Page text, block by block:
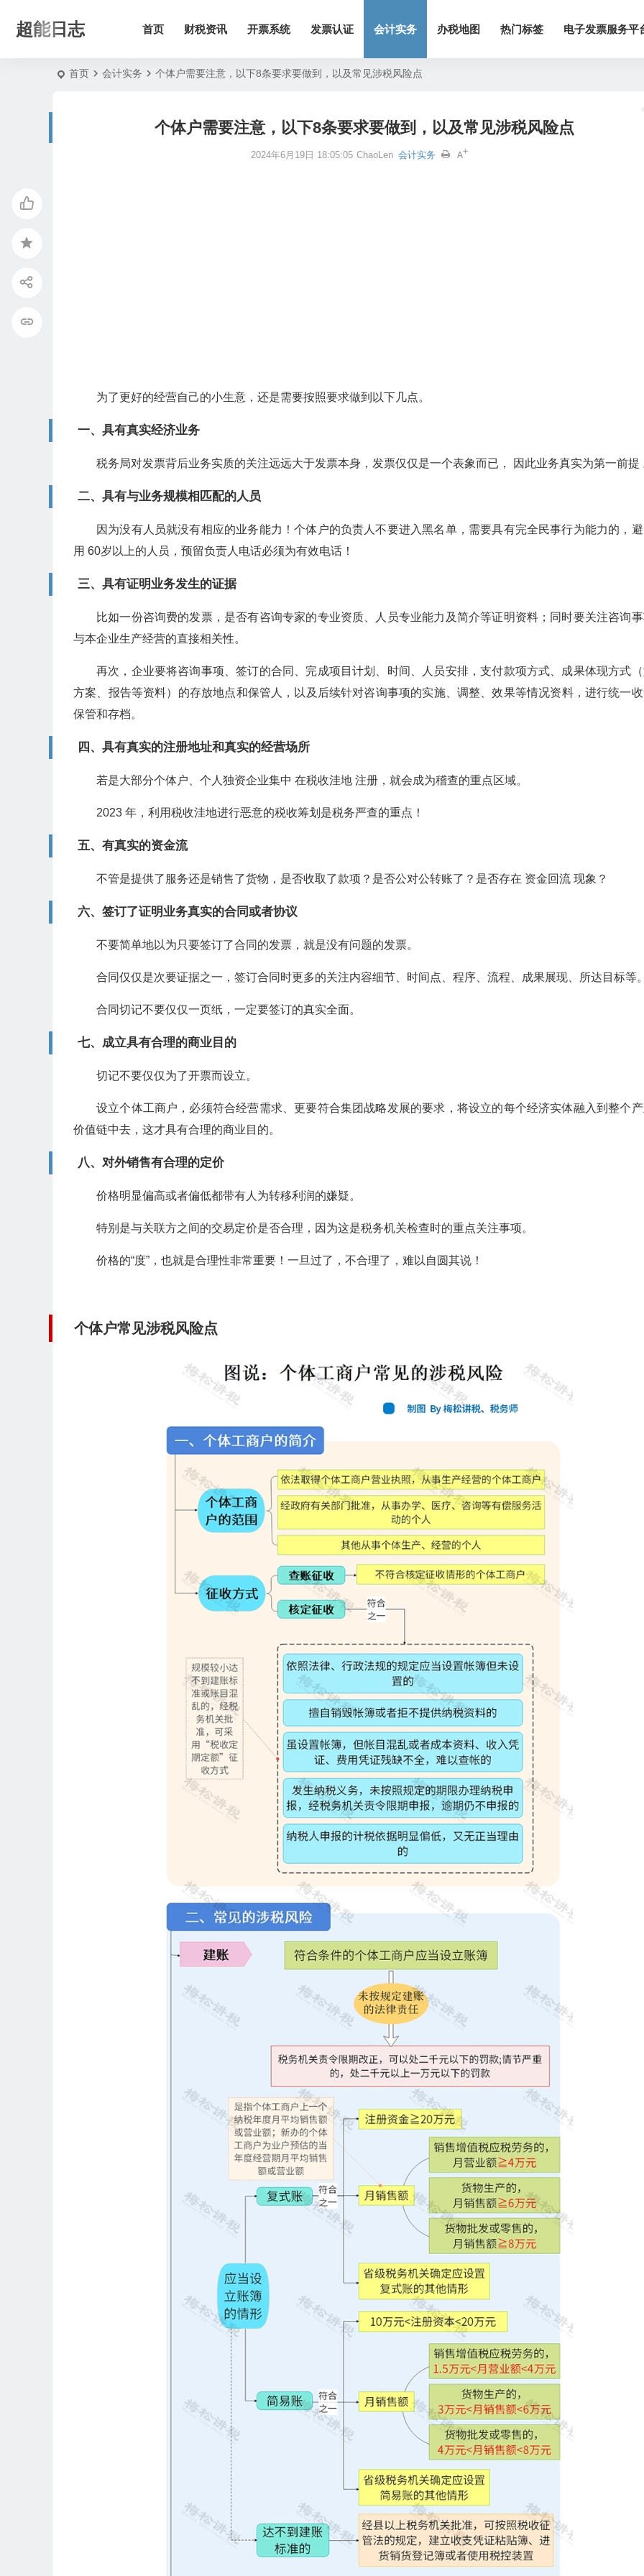
超能日志 首页 财税资讯 开票系统 发票认证 会计实务 办税地图 热门标签 电子发票服务平
首页 会计实务 个体户需要注意，以下8条要求要做到，以及常见涉税风险点
个体户需要注意，以下8条要求要做到，以及常见涉税风险点
2024年6月19日 18:05:05 ChaoLen 会计实务
为了更好的经营自己的小生意，还是需要按照要求做到以下几点。
一、具有真实经济业务
税务局对发票背后业务实质的关注远远大于发票本身，发票仅仅是一个表象而已， 因此业务真实为第一前提
二、具有与业务规模相匹配的人员
因为没有人员就没有相应的业务能力！个体户的负责人不要进入黑名单，需要具有完全民事行为能力的，
用 60岁以上的人员，预留负责人电话必须为有效电话！
三、具有证明业务发生的证据
比如一份咨询费的发票，是否有咨询专家的专业资质、人员专业能力及简介等证明资料；同时要关注咨询
与本企业生产经营的直接相关性。
再次，企业要将咨询事项、签订的合同、完成项目计划、时间、人员安排，支付款项方式、成果体现方式
方案、报告等资料）的存放地点和保管人，以及后续针对咨询事项的实施、调整、效果等情况资料，进行统一
保管和存档。
四、具有真实的注册地址和真实的经营场所
若是大部分个体户、个人独资企业集中 在税收洼地 注册，就会成为稽查的重点区域。
2023 年，利用税收洼地进行恶意的税收筹划是税务严查的重点！
五、有真实的资金流
不管是提供了服务还是销售了货物，是否收取了款项？是否公对公转账了？是否存在 资金回流 现象？
六、签订了证明业务真实的合同或者协议
不要简单地以为只要签订了合同的发票，就是没有问题的发票。
合同仅仅是次要证据之一，签订合同时更多的关注内容细节、时间点、程序、流程、成果展现、所达目标等
合同切记不要仅仅一页纸，一定要签订的真实全面。
七、成立具有合理的商业目的
切记不要仅仅为了开票而设立。
设立个体工商户，必须符合经营需求、更要符合集团战略发展的要求，将设立的每个经济实体融入到整个
价值链中去，这才具有合理的商业目的。
八、对外销售有合理的定价
价格明显偏高或者偏低都带有人为转移利润的嫌疑。
特别是与关联方之间的交易定价是否合理，因为这是税务机关检查时的重点关注事项。
价格的“度”，也就是合理性非常重要！一旦过了，不合理了，难以自圆其说！
个体户常见涉税风险点